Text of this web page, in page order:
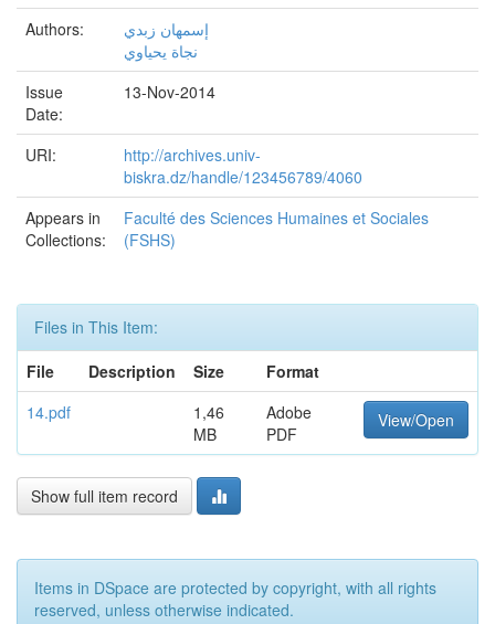
Authors:
إسمهان زبدي
نجاة يحياوي
Issue
Date:
13-Nov-2014
URI:
http://archives.univ-
biskra.dz/handle/123456789/4060
Appears in
Collections:
Faculté des Sciences Humaines et Sociales
(FSHS)
Files in This Item:
File
Description Size
Format
14.pdf
1,46
MB
Adobe
PDF
View/Open
Show full item record
Items in DSpace are protected by copyright, with all rights
reserved, unless otherwise indicated.